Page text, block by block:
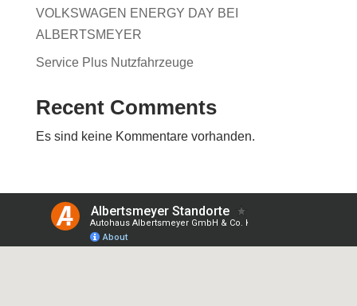
VOLKSWAGEN ENERGY DAY BEI
ALBERTSMEYER
Service Plus Nutzfahrzeuge
Recent Comments
Es sind keine Kommentare vorhanden.